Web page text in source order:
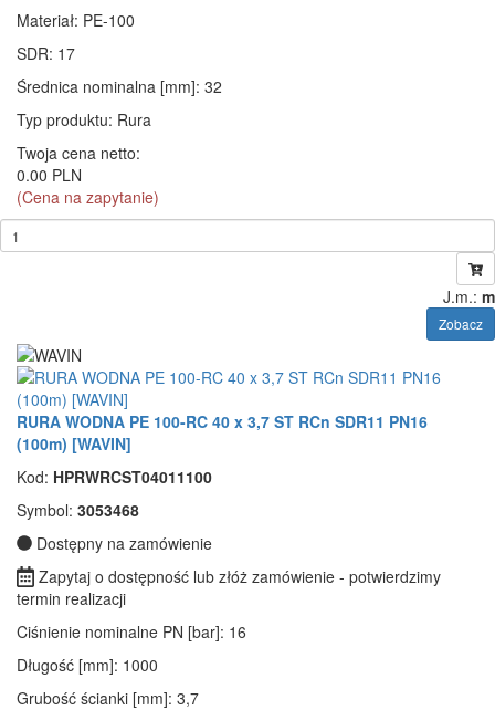
Materiał: PE-100
SDR: 17
Średnica nominalna [mm]: 32
Typ produktu: Rura
Twoja cena netto:
0.00 PLN
(Cena na zapytanie)
J.m.: m
Zobacz
RURA WODNA PE 100-RC 40 x 3,7 ST RCn SDR11 PN16
(100m) [WAVIN]
Kod: HPRWRCST04011100
Symbol: 3053468
Dostępny na zamówienie
Zapytaj o dostępność lub złóż zamówienie - potwierdzimy
termin realizacji
Ciśnienie nominalne PN [bar]: 16
Długość [mm]: 1000
Grubość ścianki [mm]: 3,7